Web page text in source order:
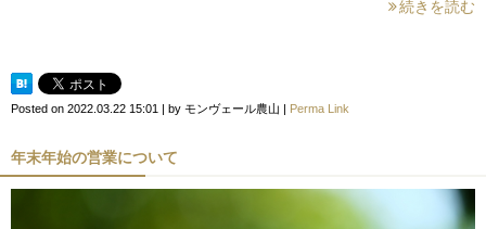
続きを読む
Posted on 2022.03.22 15:01 | by モンヴェール農山 | Perma Link
年末年始の営業について